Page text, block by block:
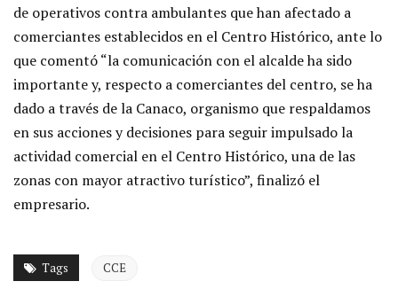
de operativos contra ambulantes que han afectado a
comerciantes establecidos en el Centro Histórico, ante lo
que comentó “la comunicación con el alcalde ha sido
importante y, respecto a comerciantes del centro, se ha
dado a través de la Canaco, organismo que respaldamos
en sus acciones y decisiones para seguir impulsado la
actividad comercial en el Centro Histórico, una de las
zonas con mayor atractivo turístico”, finalizó el
empresario.
Tags CCE